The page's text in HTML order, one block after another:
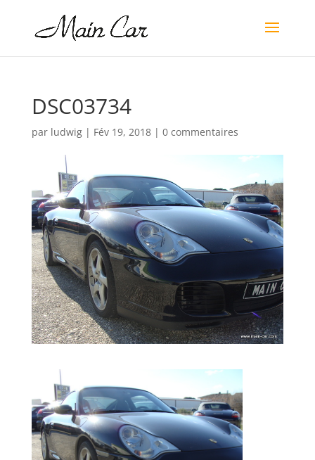
DSC03734
par ludwig| Fév 19, 2018| 0 commentaires